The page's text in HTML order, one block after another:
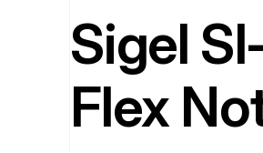
Sigel
Flex